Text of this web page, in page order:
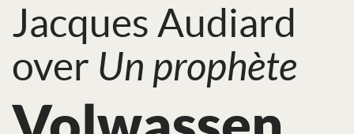
Jacques Audiard
over Un prophète